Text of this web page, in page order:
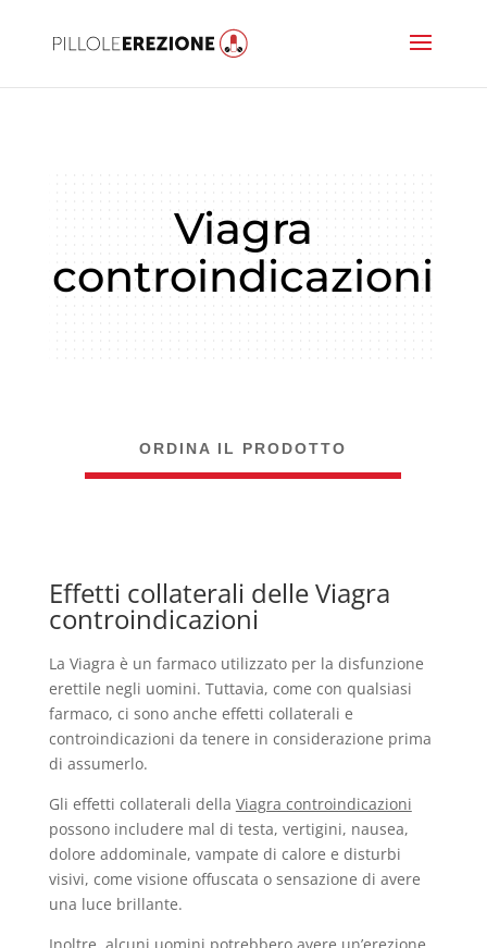
Viagra
controindicazioni
ORDINA IL PRODOTTO
Effetti collaterali delle Viagra
controindicazioni
La Viagra è un farmaco utilizzato per la disfunzione
erettile negli uomini. Tuttavia, come con qualsiasi
farmaco, ci sono anche effetti collaterali e
controindicazioni da tenere in considerazione prima
di assumerlo.
Gli effetti collaterali della Viagra controindicazioni
possono includere mal di testa, vertigini, nausea,
dolore addominale, vampate di calore e disturbi
visivi, come visione offuscata o sensazione di avere
una luce brillante.